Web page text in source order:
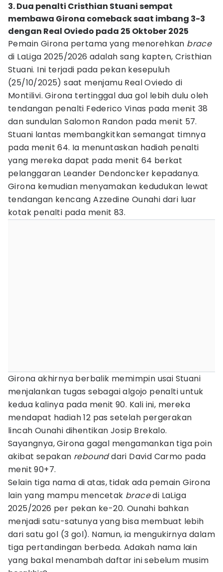
3. Dua penalti Cristhian Stuani sempat
membawa Girona comeback saat imbang 3-3
dengan Real Oviedo pada 25 Oktober 2025
Pemain Girona pertama yang menorehkan brace
di LaLiga 2025/2026 adalah sang kapten, Cristhian
Stuani. Ini terjadi pada pekan kesepuluh
(25/10/2025) saat menjamu Real Oviedo di
Montilivi. Girona tertinggal dua gol lebih dulu oleh
tendangan penalti Federico Vinas pada menit 38
dan sundulan Salomon Randon pada menit 57.
Stuani lantas membangkitkan semangat timnya
pada menit 64. Ia menuntaskan hadiah penalti
yang mereka dapat pada menit 64 berkat
pelanggaran Leander Dendoncker kepadanya.
Girona kemudian menyamakan kedudukan lewat
tendangan kencang Azzedine Ounahi dari luar
kotak penalti pada menit 83.
Girona akhirnya berbalik memimpin usai Stuani
menjalankan tugas sebagai algojo penalti untuk
kedua kalinya pada menit 90. Kali ini, mereka
mendapat hadiah 12 pas setelah pergerakan
lincah Ounahi dihentikan Josip Brekalo.
Sayangnya, Girona gagal mengamankan tiga poin
akibat sepakan rebounddari David Carmo pada
menit 90+7.
Selain tiga nama di atas, tidak ada pemain Girona
lain yang mampu mencetak bracedi LaLiga
2025/2026 per pekan ke-20. Ounahi bahkan
menjadi satu-satunya yang bisa membuat lebih
dari satu gol (3 gol). Namun, ia mengukirnya dalam
tiga pertandingan berbeda. Adakah nama lain
yang bakal menambah daftar ini sebelum musim